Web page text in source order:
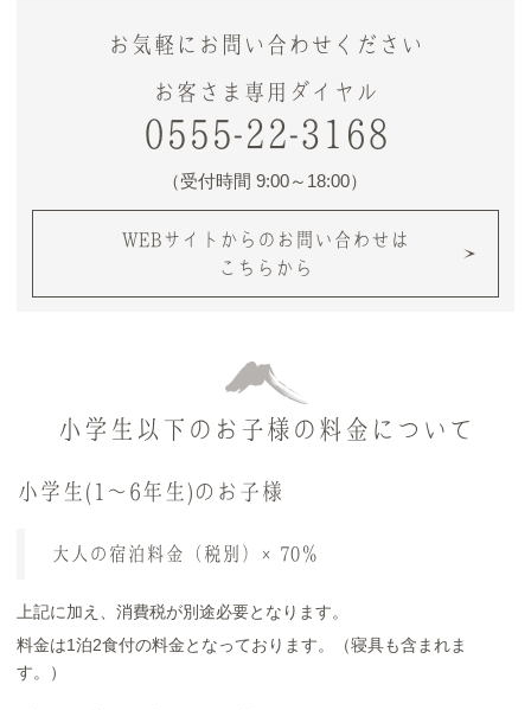
お気軽にお問い合わせください
お客さま専用ダイヤル
0555-22-3168
（受付時間 9:00～18:00）
WEBサイトからのお問い合わせは
こちらから
小学生以下のお子様の料金について
小学生(1～6年生)のお子様
大人の宿泊料金（税別）×70％
上記に加え、消費税が別途必要となります。
料金は1泊2食付の料金となっております。（寝具も含まれま
す。）